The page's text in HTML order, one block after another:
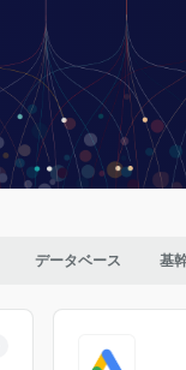
データベース 基